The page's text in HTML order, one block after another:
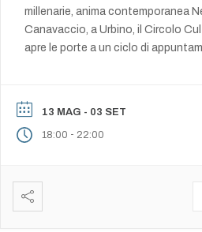
millenarie, anima contemporanea
Canavaccio, a Urbino, il Circolo
apre le porte a un ciclo di
un’occasione […]
13 MAG - 03 SET
18:00 - 22:00